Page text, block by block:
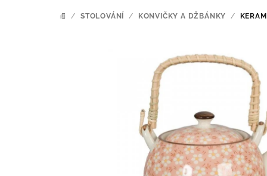
DOMŮ
/ STOLOVÁNÍ / KONVIČKY A DŽBÁNKY /